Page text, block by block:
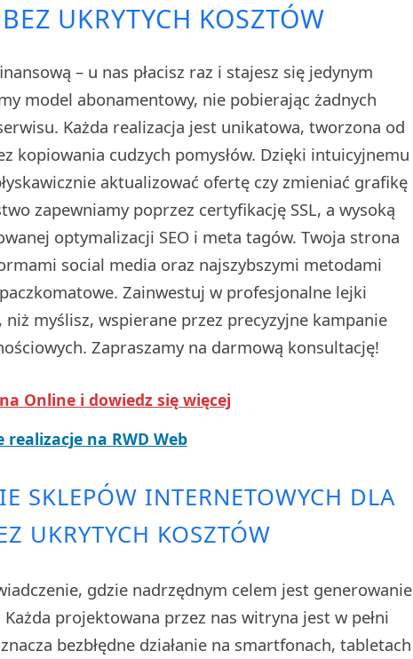
UKRYTYCH KOSZTÓW
– u nas płacisz raz i stajesz się jedynym
model abonamentowy, nie pobierając żadnych
Każda realizacja jest unikatowa, tworzona od
kopiowania cudzych pomysłów. Dzięki intuicyjnemu
aktualizować ofertę czy zmieniać grafikę
zapewniamy poprzez certyfikację SSL, a wysoką
optymalizacji SEO i meta tagów. Twoja strona
social media oraz najszybszymi metodami
Zainwestuj w profesjonalne lejki
myślisz, wspierane przez precyzyjne kampanie
Zapraszamy na darmową konsultację!
Online i dowiedz się więcej
realizacje na RWD Web
SKLEPÓW INTERNETOWYCH DLA
UKRYTYCH KOSZTÓW
gdzie nadrzędnym celem jest generowanie
projektowana przez nas witryna jest w pełni
bezbłędne działanie na smartfonach, tabletach